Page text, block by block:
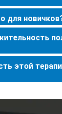
для
этой